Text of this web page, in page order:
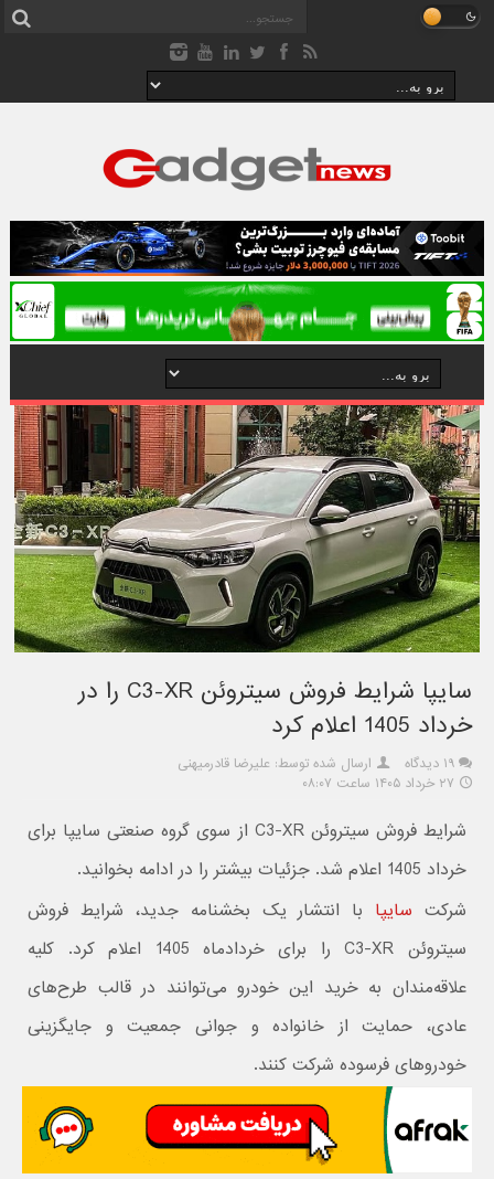
سایپا شرایط فروش سیتروئن C3-XR را در
خرداد 1405 اعلام کرد
۱۹ دیدگاه
ارسال شده توسط: علیرضا قادرمیهنی
۲۷ خرداد ۱۴۰۵ ساعت ۰۸:۰۷
شرایط فروش سیتروئن C3-XR از سوی گروه صنعتی سایپا برای
خرداد 1405 اعلام شد. جزئیات بیشتر را در ادامه بخوانید.
شرکت سایپا با انتشار یک بخشنامه جدید، شرایط فروش
سیتروئن C3-XR را برای خردادماه 1405 اعلام کرد. کلیه
علاقه‌مندان به خرید این خودرو می‌توانند در قالب طرح‌های
عادی، حمایت از خانواده و جوانی جمعیت و جایگزینی
خودروهای فرسوده شرکت کنند.